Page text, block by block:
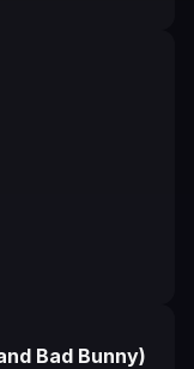
Bad Bunny)